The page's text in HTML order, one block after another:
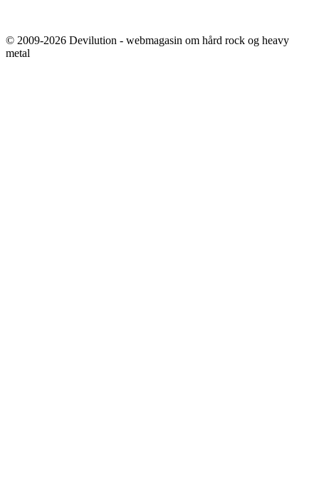
© 2009-2026 Devilution - webmagasin om hård rock og heavy
metal